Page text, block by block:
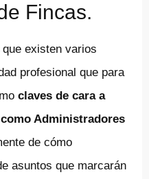
Fincas.
existen varios
profesional que para
claves de cara a
Administradores
de cómo
asuntos que marcarán